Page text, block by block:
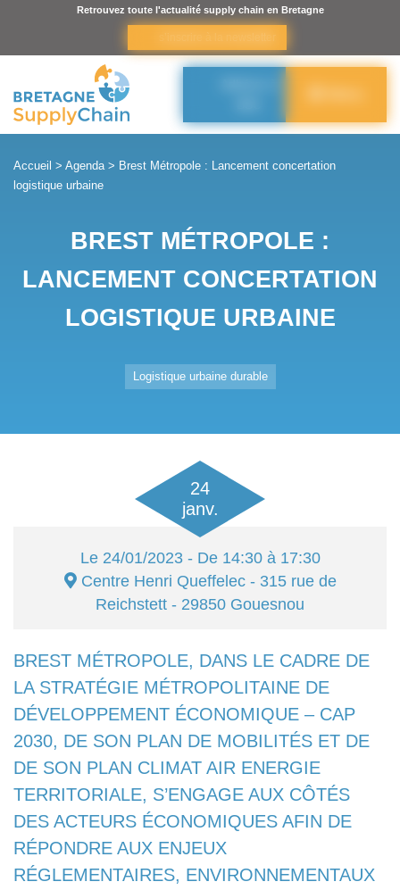
Retrouvez toute l'actualité supply chain en Bretagne
Accueil > Agenda > Brest Métropole : Lancement concertation
logistique urbaine
BREST MÉTROPOLE :
LANCEMENT CONCERTATION
LOGISTIQUE URBAINE
Logistique urbaine durable
24
janv.
Le 24/01/2023- De 14:30 à 17:30
Centre Henri Queffelec- 315 rue de
Reichstett - 29850 Gouesnou
BREST MÉTROPOLE, DANS LE CADRE DE
LA STRATÉGIE MÉTROPOLITAINE DE
DÉVELOPPEMENT ÉCONOMIQUE – CAP
2030, DE SON PLAN DE MOBILITÉS ET DE
DE SON PLAN CLIMAT AIR ENERGIE
TERRITORIALE, S’ENGAGE AUX CÔTÉS
DES ACTEURS ÉCONOMIQUES AFIN DE
RÉPONDRE AUX ENJEUX
RÉGLEMENTAIRES, ENVIRONNEMENTAUX
Panneau de gestion des cookies